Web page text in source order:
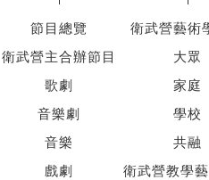
節目總覽
衛武營主合辦節目
歌劇
音樂劇
音樂
戲劇
衛武營藝術
大眾
家庭
學校
共融
衛武營教學